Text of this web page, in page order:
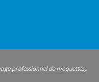
professionnel de moquettes,